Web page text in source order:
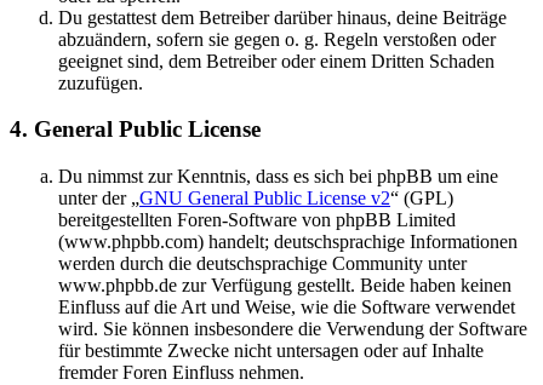
Du gestattest dem Betreiber darüber hinaus, deine Beiträge
abzuändern, sofern sie gegen o. g. Regeln verstoßen oder
geeignet sind, dem Betreiber oder einem Dritten Schaden
zuzufügen.
4. General Public License
Du nimmst zur Kenntnis, dass es sich bei phpBB um eine
unter der „GNU General Public License v2“ (GPL)
bereitgestellten Foren-Software von phpBB Limited
(www.phpbb.com) handelt; deutschsprachige Informationen
werden durch die deutschsprachige Community unter
www.phpbb.de zur Verfügung gestellt. Beide haben keinen
Einfluss auf die Art und Weise, wie die Software verwendet
wird. Sie können insbesondere die Verwendung der Software
für bestimmte Zwecke nicht untersagen oder auf Inhalte
fremder Foren Einfluss nehmen.